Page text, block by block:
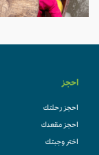
احجز
احجز رحلتك
احجز مقعدك
اختر وجبتك